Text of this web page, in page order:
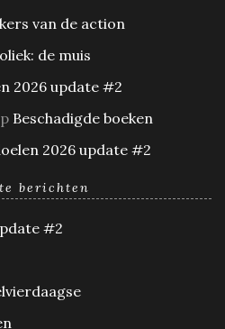
van de action
de muis
2026 update #2
Beschadigde boeken
2026 update #2
berichten
#2